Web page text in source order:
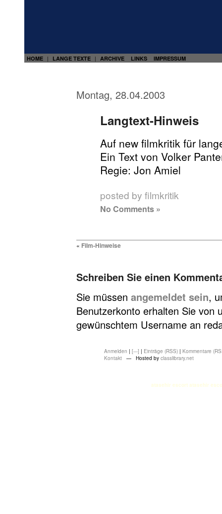
HOME | LANGE TEXTE | ARCHIVE LINKS IMPRESSUM
Montag, 28.04.2003
Langtext-Hinweis
Auf new filmkritik für
Ein Text von Volker
Regie: Jon Amiel
posted by filmkritik
No Comments »
« Film-Hinweise
Schreiben Sie einen
Sie müssen angemeldet sein,
Benutzerkonto erhalten Sie von
gewünschtem Username an
Anmelden | [---] | Einträge (RSS) | Kommentare
Kontakt — Hosted by classlibrary.net
atasehir escort atasehir